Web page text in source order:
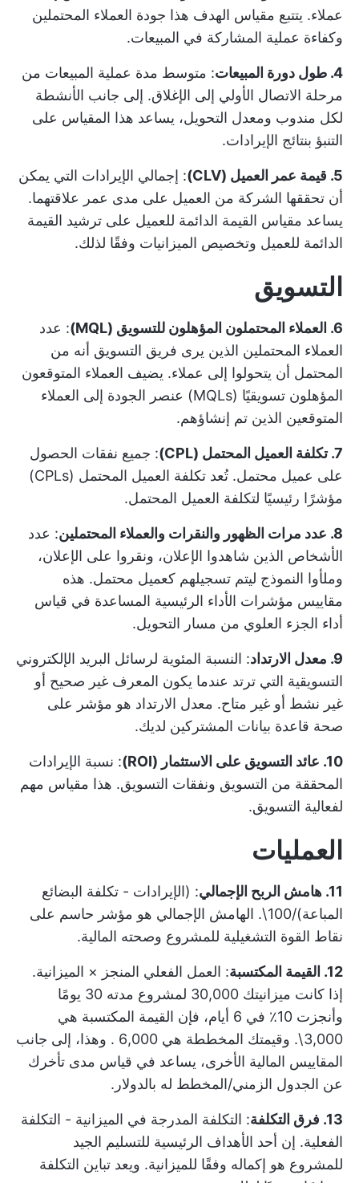
عملاء. يتتبع مقياس الهدف هذا جودة العملاء المحتملين
وكفاءة عملية المشاركة في المبيعات.
4. طول دورة المبيعات
: متوسط مدة عملية المبيعات من
مرحلة الاتصال الأولي إلى الإغلاق. إلى جانب الأنشطة
لكل مندوب ومعدل التحويل، يساعد هذا المقياس على
التنبؤ بنتائج الإيرادات.
5. قيمة عمر العميل (CLV)
: إجمالي الإيرادات التي يمكن
أن تحققها الشركة من العميل على مدى عمر علاقتهما.
يساعد مقياس القيمة الدائمة للعميل على ترشيد القيمة
الدائمة للعميل وتخصيص الميزانيات وفقًا لذلك.
التسويق
6. العملاء المحتملون المؤهلون للتسويق (MQL)
: عدد
العملاء المحتملين الذين يرى فريق التسويق أنه من
المحتمل أن يتحولوا إلى عملاء. يضيف العملاء المتوقعون
المؤهلون تسويقيًا (MQLs) عنصر الجودة إلى العملاء
المتوقعين الذين تم إنشاؤهم.
7. تكلفة العميل المحتمل (CPL)
: جميع نفقات الحصول
على عميل محتمل. تُعد تكلفة العميل المحتمل (CPLs)
مؤشرًا رئيسيًا لتكلفة العميل المحتمل.
8. عدد مرات الظهور والنقرات والعملاء المحتملين
: عدد
الأشخاص الذين شاهدوا الإعلان، ونقروا على الإعلان،
وملأوا النموذج ليتم تسجيلهم كعميل محتمل. هذه
مقاييس مؤشرات الأداء الرئيسية المساعدة في قياس
أداء الجزء العلوي من مسار التحويل.
9. معدل الارتداد
: النسبة المئوية لرسائل البريد الإلكتروني
التسويقية التي ترتد عندما يكون المعرف غير صحيح أو
غير نشط أو غير متاح. معدل الارتداد هو مؤشر على
صحة قاعدة بيانات المشتركين لديك.
10. عائد التسويق على الاستثمار (ROI)
: نسبة الإيرادات
المحققة من التسويق ونفقات التسويق. هذا مقياس مهم
لفعالية التسويق.
العمليات
11. هامش الربح الإجمالي
: (الإيرادات - تكلفة البضائع
المباعة)/100\. الهامش الإجمالي هو مؤشر حاسم على
نقاط القوة التشغيلية للمشروع وصحته المالية.
12. القيمة المكتسبة
: العمل الفعلي المنجز × الميزانية.
إذا كانت ميزانيتك 30,000 لمشروع مدته 30 يومًا
وأنجزت 10٪ في 6 أيام، فإن القيمة المكتسبة هي
3,000\. وقيمتك المخططة هي 6,000 . وهذا، إلى جانب
المقاييس المالية الأخرى، يساعد في قياس مدى تأخرك
عن الجدول الزمني/المخطط له بالدولار.
13. فرق التكلفة
: التكلفة المدرجة في الميزانية - التكلفة
الفعلية. إن أحد الأهداف الرئيسية للتسليم الجيد
للمشروع هو إكماله وفقًا للميزانية. ويعد تباين التكلفة